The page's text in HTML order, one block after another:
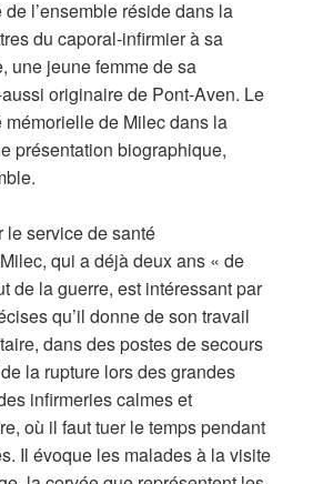
l’ensemble réside dans la
du caporal-infirmier à sa
une jeune femme de sa
originaire de Pont-Aven. Le
mémorielle de Milec dans la
présentation biographique,
le service de santé
qui a déjà deux ans « de
de la guerre, est intéressant par
qu’il donne de son travail
dans des postes de secours
la rupture lors des grandes
infirmeries calmes et
où il faut tuer le temps pendant
Il évoque les malades à la visite